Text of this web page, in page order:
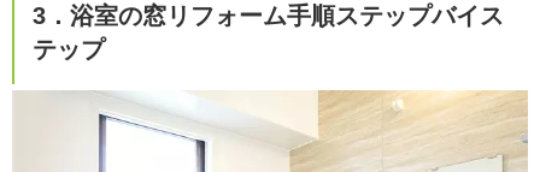
3．​浴室の窓リフォーム手順ステップバイス
テップ